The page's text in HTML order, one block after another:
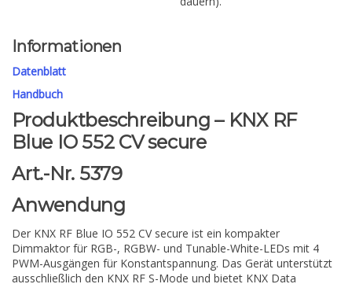
Informationen
Datenblatt
Handbuch
Produktbeschreibung – KNX RF
Blue IO 552 CV secure
Art.-Nr. 5379
Anwendung
Der KNX RF Blue IO 552 CV secure ist ein kompakter
Dimmaktor für RGB-, RGBW- und Tunable-White-LEDs mit 4
PWM-Ausgängen für Konstantspannung. Das Gerät unterstützt
ausschließlich den KNX RF S-Mode und bietet KNX Data